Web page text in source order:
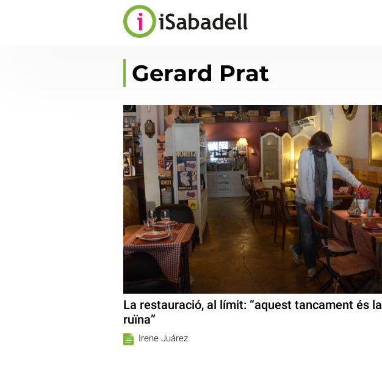
Gerard Prat
La restauració, al límit: “aquest tancament és la
ruïna”
Irene Juárez